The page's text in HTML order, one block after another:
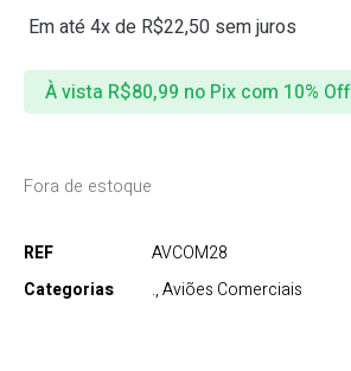
Em até 4x de R$22,50 sem juros
À vista R$80,99 no Pix com 10% Off
Fora de estoque
REF
AVCOM28
Categorias
.,Aviões Comerciais